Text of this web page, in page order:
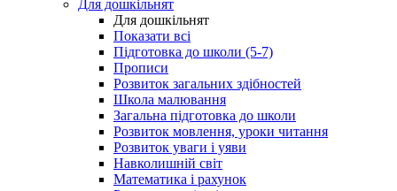
Для дошкільнят
Для дошкільнят
Показати всі
Підготовка до школи (5-7)
Прописи
Розвиток загальних здібностей
Школа малювання
Загальна підготовка до школи
Розвиток мовлення, уроки читання
Розвиток уваги і уяви
Навколишній світ
Математика і рахунок